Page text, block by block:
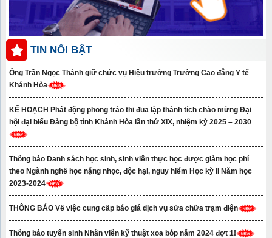
TIN NỔI BẬT
Ông Trần Ngọc Thành giữ chức vụ Hiệu trưởng Trường Cao đẳng Y tế
Khánh Hòa
KẾ HOẠCH Phát động phong trào thi đua lập thành tích chào mừng Đại
hội đại biểu Đảng bộ tỉnh Khánh Hòa lần thứ XIX, nhiệm kỳ 2025 – 2030
Thông báo Danh sách học sinh, sinh viên thực học được giảm học phí
theo Ngành nghề học nặng nhọc, độc hại, nguy hiểm Học kỳ II Năm học
2023-2024
THÔNG BÁO Về việc cung cấp báo giá dịch vụ sửa chữa trạm điện
Thông báo tuyển sinh Nhân viên kỹ thuật xoa bóp năm 2024 đợt 1!